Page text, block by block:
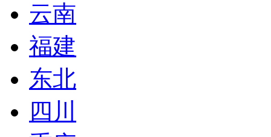
云南
福建
东北
四川